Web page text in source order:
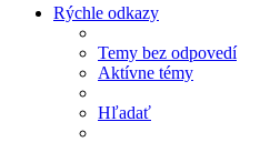
Rýchle odkazy
Temy bez odpovedí
Aktívne témy
Hľadať